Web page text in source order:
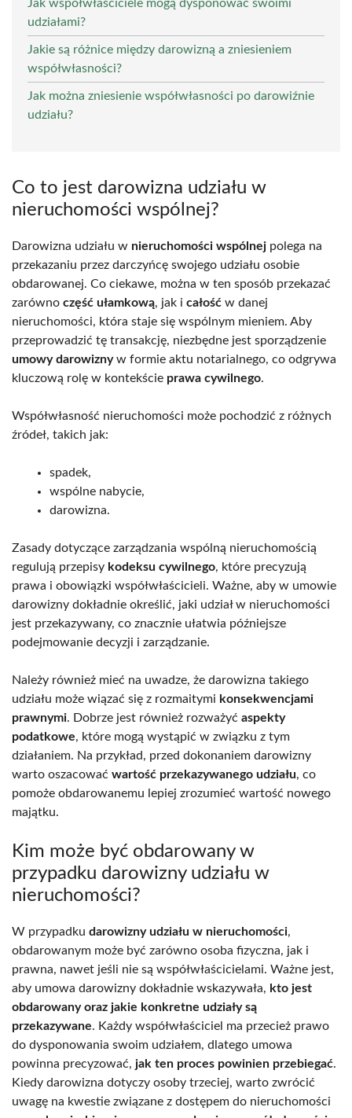
Jak współwłaściciele mogą dysponować swoimi
udziałami?
Jakie są różnice między darowizną a zniesieniem
współwłasności?
Jak można zniesienie współwłasności po darowiźnie
udziału?
Co to jest darowizna udziału w
nieruchomości wspólnej?
Darowizna udziału w nieruchomości wspólnej polega na
przekazaniu przez darczyńcę swojego udziału osobie
obdarowanej. Co ciekawe, można w ten sposób przekazać
zarówno część ułamkową, jak i całość w danej
nieruchomości, która staje się wspólnym mieniem. Aby
przeprowadzić tę transakcję, niezbędne jest sporządzenie
umowy darowiznyw formie aktu notarialnego, co odgrywa
kluczową rolę w kontekście prawa cywilnego.
Współwłasność nieruchomości może pochodzić z różnych
źródeł, takich jak:
spadek,
wspólne nabycie,
darowizna.
Zasady dotyczące zarządzania wspólną nieruchomością
regulują przepisy kodeksu cywilnego, które precyzują
prawa i obowiązki współwłaścicieli. Ważne, aby w umowie
darowizny dokładnie określić, jaki udział w nieruchomości
jest przekazywany, co znacznie ułatwia późniejsze
podejmowanie decyzji i zarządzanie.
Należy również mieć na uwadze, że darowizna takiego
udziału może wiązać się z rozmaitymi konsekwencjami
prawnymi. Dobrze jest również rozważyć aspekty
podatkowe, które mogą wystąpić w związku z tym
działaniem. Na przykład, przed dokonaniem darowizny
warto oszacować wartość przekazywanego udziału, co
pomoże obdarowanemu lepiej zrozumieć wartość nowego
majątku.
Kim może być obdarowany w
przypadku darowizny udziału w
nieruchomości?
W przypadku darowizny udziału w nieruchomości,
obdarowanym może być zarówno osoba fizyczna, jak i
prawna, nawet jeśli nie są współwłaścicielami. Ważne jest,
aby umowa darowizny dokładnie wskazywała, kto jest
obdarowany oraz jakie konkretne udziały są
przekazywane. Każdy współwłaściciel ma przecież prawo
do dysponowania swoim udziałem, dlatego umowa
powinna precyzować, jak ten proces powinien przebiegać.
Kiedy darowizna dotyczy osoby trzeciej, warto zwrócić
uwagę na kwestie związane z dostępem do nieruchomości